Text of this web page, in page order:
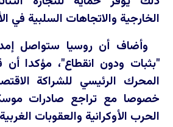
الخارجية والاتجاهات السلبية في
وأضاف أن روسيا ستواصل
"بثبات ودون انقطاع"، مؤكدا أن
المحرك الرئيسي للشراكة
خصوصا مع تراجع صادرات
الحرب الأوكرانية والعقوبات